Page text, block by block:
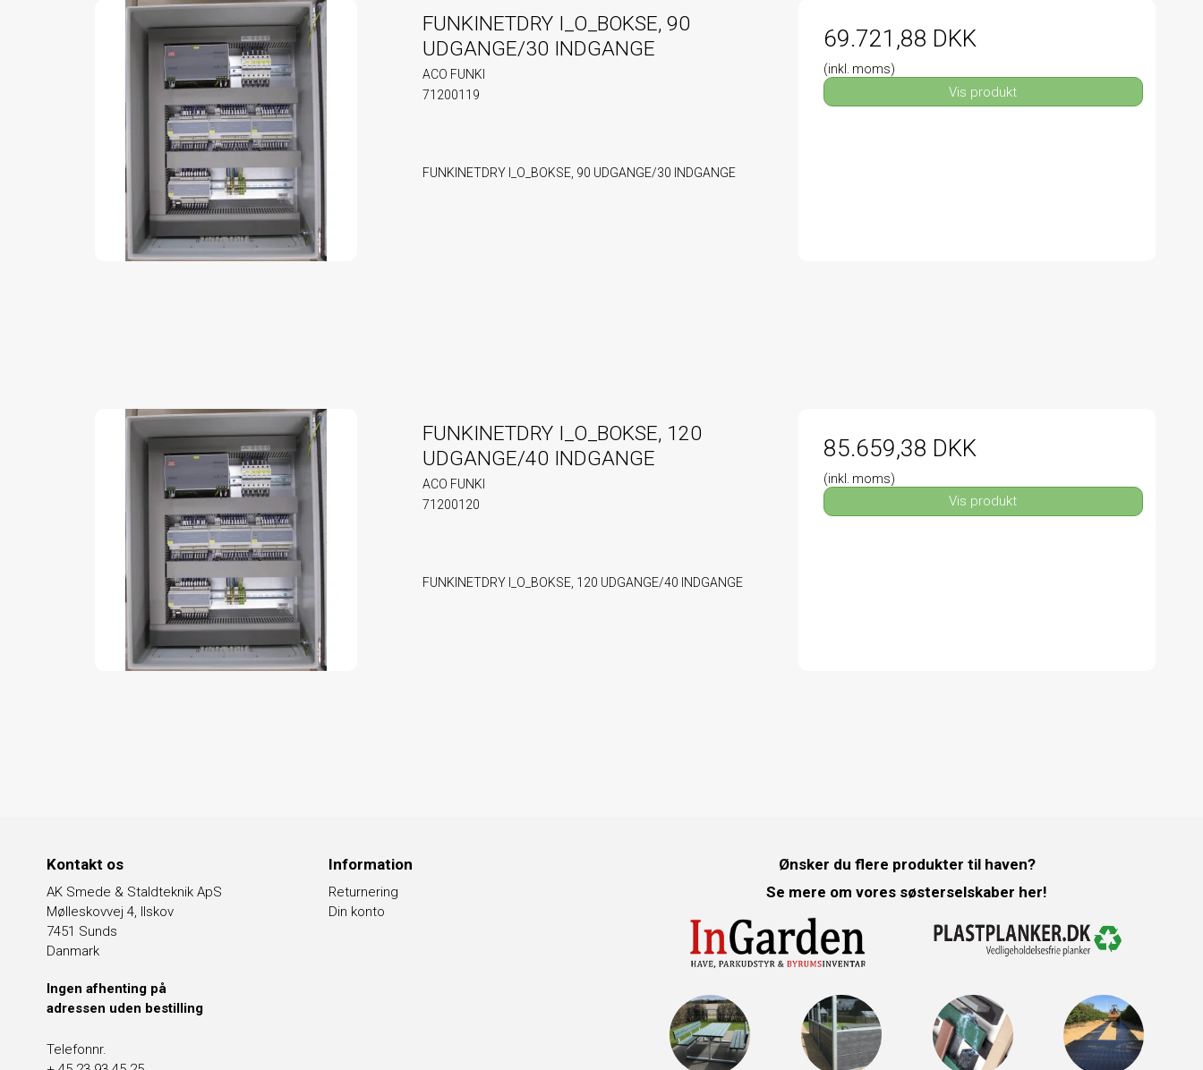
FUNKINETDRY I_O_BOKSE, 90
UDGANGE/30 INDGANGE
ACO FUNKI
71200119
FUNKINETDRY I_O_BOKSE, 90 UDGANGE/30 INDGANGE
69.721,88 DKK
(inkl. moms)
Vis produkt
FUNKINETDRY I_O_BOKSE, 120
UDGANGE/40 INDGANGE
ACO FUNKI
71200120
FUNKINETDRY I_O_BOKSE, 120 UDGANGE/40 INDGANGE
85.659,38 DKK
(inkl. moms)
Vis produkt
Kontakt os
AK Smede & Staldteknik ApS
Mølleskovvej 4, Ilskov
7451 Sunds
Danmark
Ingen afhenting på
adressen uden bestilling
Telefonnr.
Information
Returnering
Din konto
Ønsker du flere produkter til haven?
Se mere om vores søsterselskaber her!